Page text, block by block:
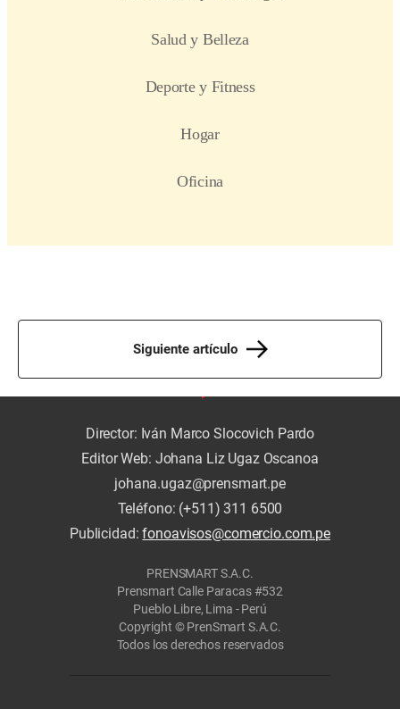
Siguiente artículo
Director: Iván Marco Slocovich Pardo
Editor Web: Johana Liz Ugaz Oscanoa
johana.ugaz@prensmart.pe
Teléfono: (+511) 311 6500
Publicidad:fonoavisos@comercio.com.pe
PRENSMART S.A.C.
Prensmart Calle Paracas #532
Pueblo Libre, Lima - Perú
Copyright © PrenSmart S.A.C.
Todos los derechos reservados